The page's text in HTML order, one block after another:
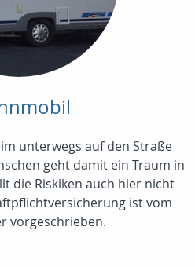
unterwegs auf den Straße
geht damit ein Traum in
die Riskiken auch hier nicht
ist vom
vorgeschrieben.